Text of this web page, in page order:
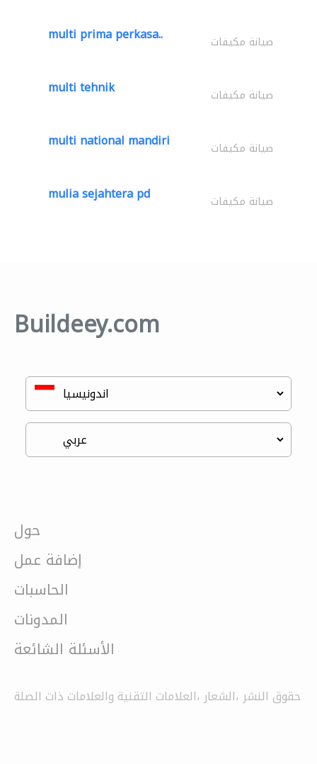
multi prima perkasa.. صيانة مكيفات
multi tehnik صيانة مكيفات
multi national mandiri صيانة مكيفات
mulia sejahtera pd صيانة مكيفات
Buildeey.com
حول
إضافة عمل
الحاسبات
المدونات
الأسئلة الشائعة
حقوق النشر ،الشعار ،العلامات التقنية والعلامات ذات الصلة